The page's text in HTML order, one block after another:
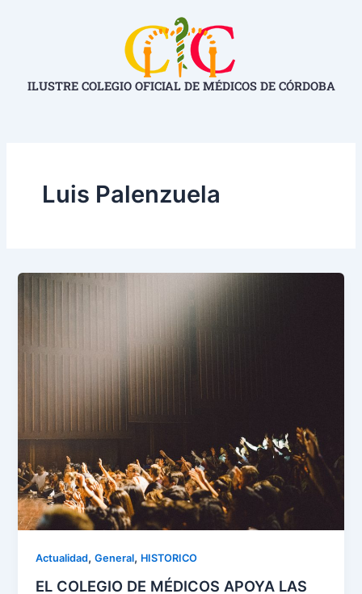
ILUSTRE COLEGIO OFICIAL DE MÉDICOS DE CÓRDOBA
Luis Palenzuela
Actualidad,General, HISTORICO
EL COLEGIO DE MÉDICOS APOYA LAS